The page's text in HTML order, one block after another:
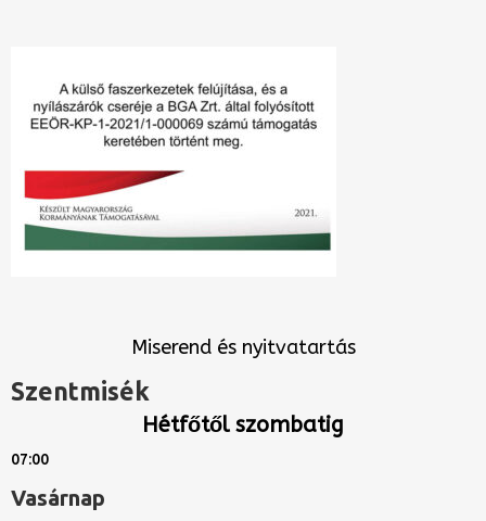
Miserend és nyitvatartás
Szentmisék
Hétfőtől szombatig
07:00
Vasárnap